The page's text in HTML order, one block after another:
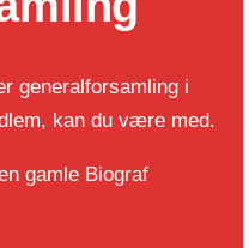
generalforsamling i
kan du være med.
gamle Biograf